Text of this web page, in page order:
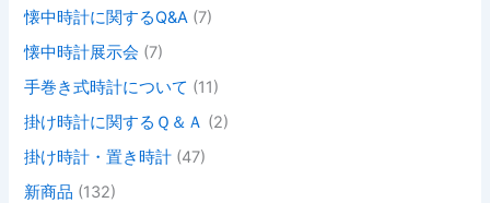
懐中時計に関するQ&A (7)
懐中時計展示会 (7)
手巻き式時計について (11)
掛け時計に関するＱ＆Ａ (2)
掛け時計・置き時計 (47)
新商品 (132)